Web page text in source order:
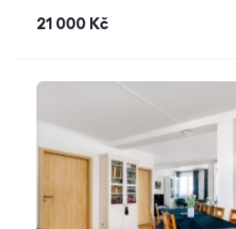
cena
21 000 Kč